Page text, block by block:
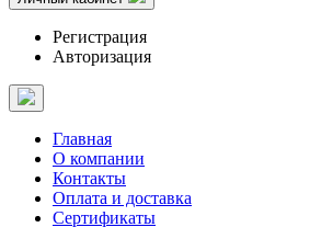
Регистрация
Авторизация
Главная
О компании
Контакты
Оплата и доставка
Сертификаты